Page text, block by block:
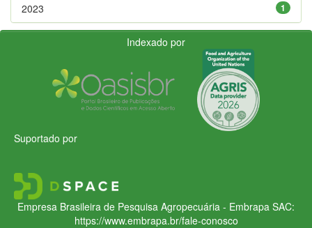
1
2023
Indexado por
Suportado por
Empresa Brasileira de Pesquisa Agropecuária - Embrapa SAC:
https://www.embrapa.br/fale-conosco